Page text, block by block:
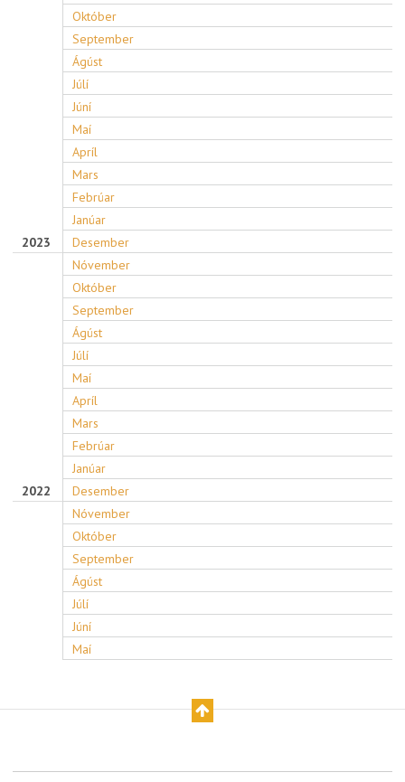
Október
September
Ágúst
Júlí
Júní
Maí
Apríl
Mars
Febrúar
Janúar
2023
Desember
Nóvember
Október
September
Ágúst
Júlí
Maí
Apríl
Mars
Febrúar
Janúar
2022
Desember
Nóvember
Október
September
Ágúst
Júlí
Júní
Maí